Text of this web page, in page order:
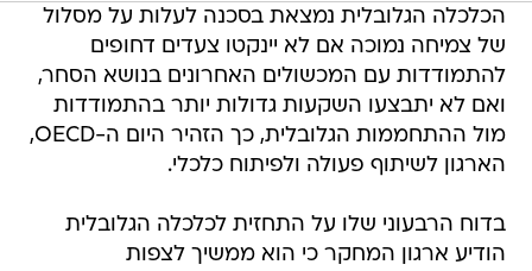
הכלכלה הגלובלית נמצאת בסכנה לעלות על מסלול
של צמיחה נמוכה אם לא יינקטו צעדים דחופים
להתמודדות עם המכשולים האחרונים בנושא הסחר,
ואם לא יתבצעו השקעות גדולות יותר בהתמודדות
מול ההתחממות הגלובלית, כך הזהיר היום ה-OECD,
הארגון לשיתוף פעולה ולפיתוח כלכלי.
בדוח הרבעוני שלו על התחזית לכלכלה הגלובלית
הודיע ארגון המחקר כי הוא ממשיך לצפות